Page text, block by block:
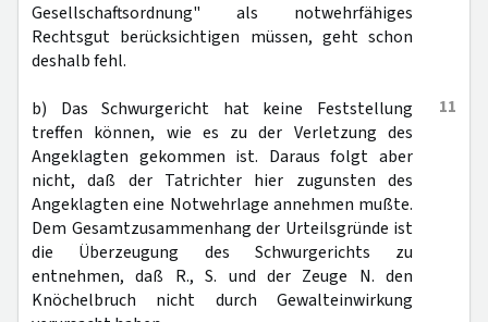
Gesellschaftsordnung" als notwehrfähiges
Rechtsgut berücksichtigen müssen, geht schon
deshalb fehl.
11
b) Das Schwurgericht hat keine Feststellung
treffen können, wie es zu der Verletzung des
Angeklagten gekommen ist. Daraus folgt aber
nicht, daß der Tatrichter hier zugunsten des
Angeklagten eine Notwehrlage annehmen mußte.
Dem Gesamtzusammenhang der Urteilsgründe ist
die Überzeugung des Schwurgerichts zu
entnehmen, daß R., S. und der Zeuge N. den
Knöchelbruch nicht durch Gewalteinwirkung